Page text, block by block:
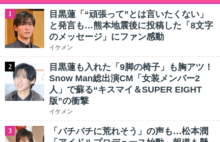
1
目黒蓮「“頑張って”とは言いたくない」
と発言も…熊本地震後に投稿した「8文字
のメッセージ」にファン感動
イケメン
2
目黒蓮も入れた「9脚の椅子」も胸アツ！
Snow Man総出演CM「女装メンバー2
人」で蘇る“キスマイ＆SUPER EIGHT
版”の衝撃
イケメン
3
「バチバチに荒れそう」の声も…松本潤